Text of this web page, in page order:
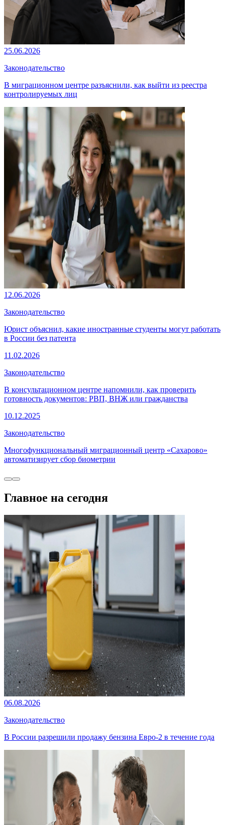
25.06.2026
Законодательство
В миграционном центре разъяснили, как выйти из реестра
контролируемых лиц
12.06.2026
Законодательство
Юрист объяснил, какие иностранные студенты могут работать
в России без патента
11.02.2026
Законодательство
В консультационном центре напомнили, как проверить
готовность документов: РВП, ВНЖ или гражданства
10.12.2025
Законодательство
Многофункциональный миграционный центр «Сахарово»
автоматизирует сбор биометрии
Главное на сегодня
06.08.2026
Законодательство
В России разрешили продажу бензина Евро-2 в течение года